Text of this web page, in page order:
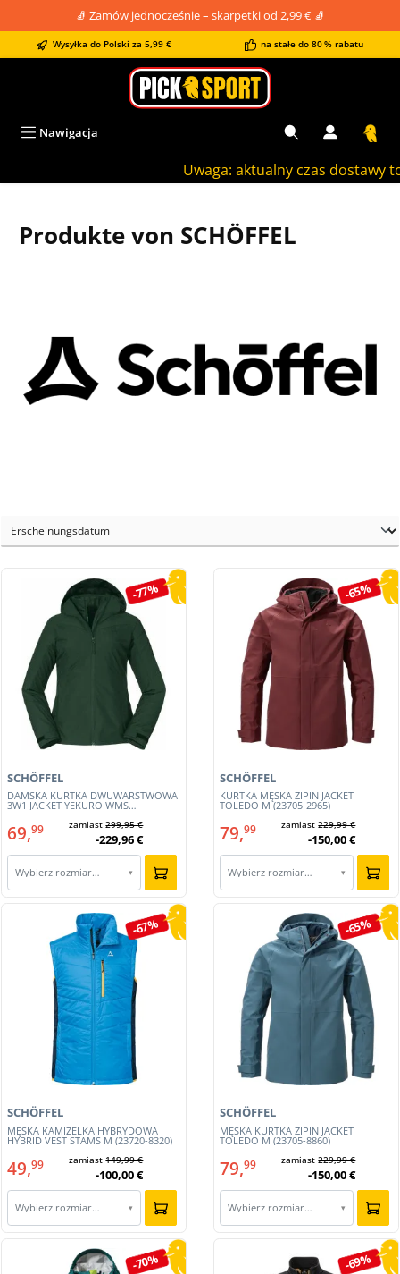
zawartości🧦 Zamów jednocześnie – skarpetki od 2,99 € 🧦
Wysyłka do Polski za 5,99 € na stałe do 80 % rabatu
Uwaga: aktualny czas dostawy to
Nawigacja
Produkte von SCHÖFFEL
-77%
DAMSKA KURTKA DWUWARSTWOWA
3W1 JACKET YEKURO WMS
(211327023582-6965)
SCHÖFFEL
69,99 zamiast299,95 €
-229,96 €
Wybierz rozmiar… ▾
-65%
KURTKA MĘSKA ZIPIN JACKET
TOLEDO M (23705-2965)
SCHÖFFEL
79,99 zamiast229,99 €
-150,00 €
Wybierz rozmiar… ▾
-67%
MĘSKA KAMIZELKA HYBRYDOWA
HYBRID VEST STAMS M (23720-8320)
SCHÖFFEL
49,99 zamiast149,99 €
-100,00 €
Wybierz rozmiar… ▾
-65%
MĘSKA KURTKA ZIPIN JACKET
TOLEDO M (23705-8860)
SCHÖFFEL
79,99 zamiast229,99 €
-150,00 €
Wybierz rozmiar… ▾
-70% -69%